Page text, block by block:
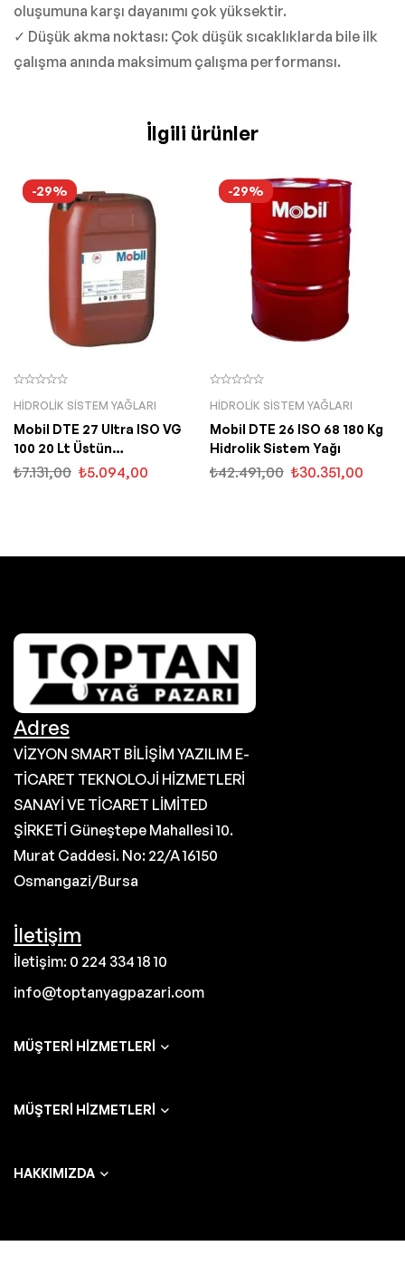
oluşumuna karşı dayanımı çok yüksektir.
✓ Düşük akma noktası: Çok düşük sıcaklıklarda bile ilk
çalışma anında maksimum çalışma performansı.
İlgili ürünler
-29%
HIDROLIK SISTEM YAĞLARI
Mobil DTE 27 Ultra ISO VG
100 20 Lt Üstün
Performanslı Hidrolik Yağ
₺7.131,00 ₺5.094,00
-29%
HIDROLIK SISTEM YAĞLARI
Mobil DTE 26 ISO 68 180 Kg
Hidrolik Sistem Yağı
₺42.491,00 ₺30.351,00
Adres
VİZYON SMART BİLİŞİM YAZILIM E-
TİCARET TEKNOLOJİ HİZMETLERİ
SANAYİ VE TİCARET LİMİTED
ŞİRKETİ Güneştepe Mahallesi 10.
Murat Caddesi. No: 22/A 16150
Osmangazi/Bursa
İletişim
İletişim: 0 224 334 18 10
info@toptanyagpazari.com
MÜŞTERI HIZMETLERI
MÜŞTERI HIZMETLERI
HAKKIMIZDA